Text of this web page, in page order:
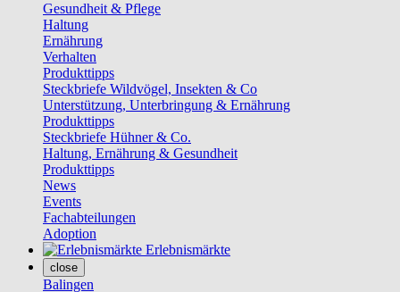
Gesundheit & Pflege
Haltung
Ernährung
Verhalten
Produkttipps
Steckbriefe Wildvögel, Insekten & Co
Unterstützung, Unterbringung & Ernährung
Produkttipps
Steckbriefe Hühner & Co.
Haltung, Ernährung & Gesundheit
Produkttipps
News
Events
Fachabteilungen
Adoption
Erlebnismärkte
close
Balingen